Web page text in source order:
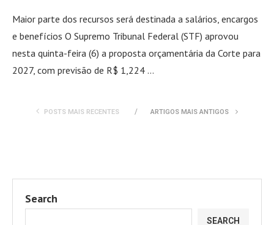
Maior parte dos recursos será destinada a salários, encargos
e benefícios O Supremo Tribunal Federal (STF) aprovou
nesta quinta-feira (6) a proposta orçamentária da Corte para
2027, com previsão de R$ 1,224 …
POSTS MAIS RECENTES ARTIGOS MAIS ANTIGOS
Search
SEARCH